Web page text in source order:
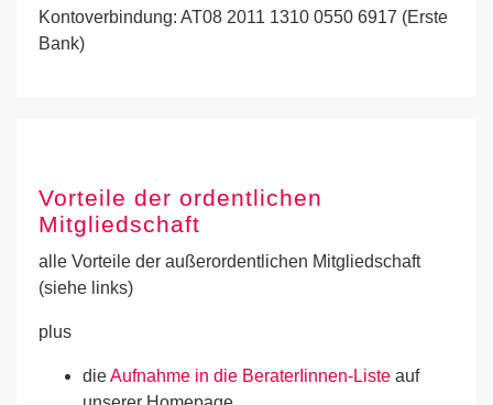
Kontoverbindung: AT08 2011 1310 0550 6917 (Erste
Bank)
Vorteile der ordentlichen
Mitgliedschaft
alle Vorteile der außerordentlichen Mitgliedschaft
(siehe links)
plus
dieAufnahme in die BeraterIinnen-Liste auf